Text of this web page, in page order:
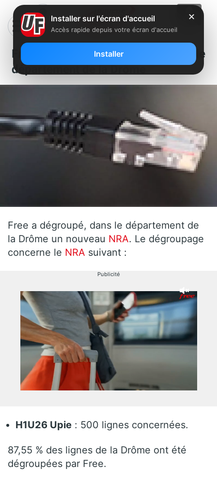
Free déploie un nouveau NRA dans le
département de la Drôme
Free a dégroupé, dans le département de
la Drôme un nouveau NRA. Le dégroupage
concerne le NRA suivant :
Publicité
H1U26 Upie : 500 lignes concernées.
87,55 % des lignes de la Drôme ont été
dégroupées par Free.
✕
Installer sur l'écran d'accueil
Accès rapide depuis votre écran d'accueil
Installer